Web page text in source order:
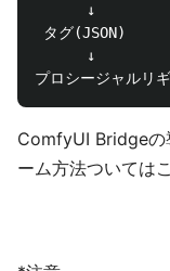
      ↓
タグ(JSON)
      ↓
ComfyUI Bridgeの
ーム方法ついては